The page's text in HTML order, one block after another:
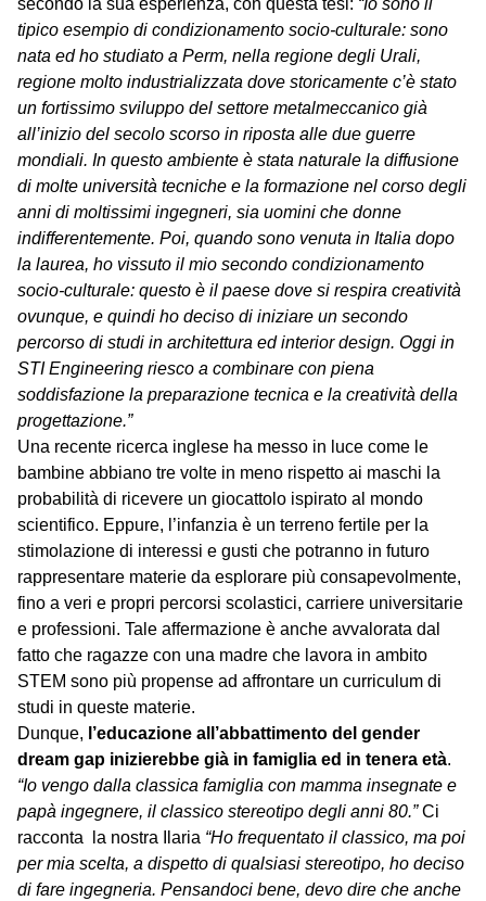
secondo la sua esperienza, con questa tesi: “Io sono il
tipico esempio di condizionamento socio-culturale: sono
nata ed ho studiato a Perm, nella regione degli Urali,
regione molto industrializzata dove storicamente c’è stato
un fortissimo sviluppo del settore metalmeccanico già
all’inizio del secolo scorso in riposta alle due guerre
mondiali. In questo ambiente è stata naturale la diffusione
di molte università tecniche e la formazione nel corso degli
anni di moltissimi ingegneri, sia uomini che donne
indifferentemente. Poi, quando sono venuta in Italia dopo
la laurea, ho vissuto il mio secondo condizionamento
socio-culturale: questo è il paese dove si respira creatività
ovunque, e quindi ho deciso di iniziare un secondo
percorso di studi in architettura ed interior design. Oggi in
STI Engineering riesco a combinare con piena
soddisfazione la preparazione tecnica e la creatività della
progettazione.”
Una recente ricerca inglese ha messo in luce come le
bambine abbiano tre volte in meno rispetto ai maschi la
probabilità di ricevere un giocattolo ispirato al mondo
scientifico. Eppure, l’infanzia è un terreno fertile per la
stimolazione di interessi e gusti che potranno in futuro
rappresentare materie da esplorare più consapevolmente,
fino a veri e propri percorsi scolastici, carriere universitarie
e professioni. Tale affermazione è anche avvalorata dal
fatto che ragazze con una madre che lavora in ambito
STEM sono più propense ad affrontare un curriculum di
studi in queste materie.
Dunque, l’educazione all’abbattimento del gender
dream gap inizierebbe già in famiglia ed in tenera età.
“Io vengo dalla classica famiglia con mamma insegnate e
papà ingegnere, il classico stereotipo degli anni 80.”Ci
racconta la nostra Ilaria “Ho frequentato il classico, ma poi
per mia scelta, a dispetto di qualsiasi stereotipo, ho deciso
di fare ingegneria. Pensandoci bene, devo dire che anche